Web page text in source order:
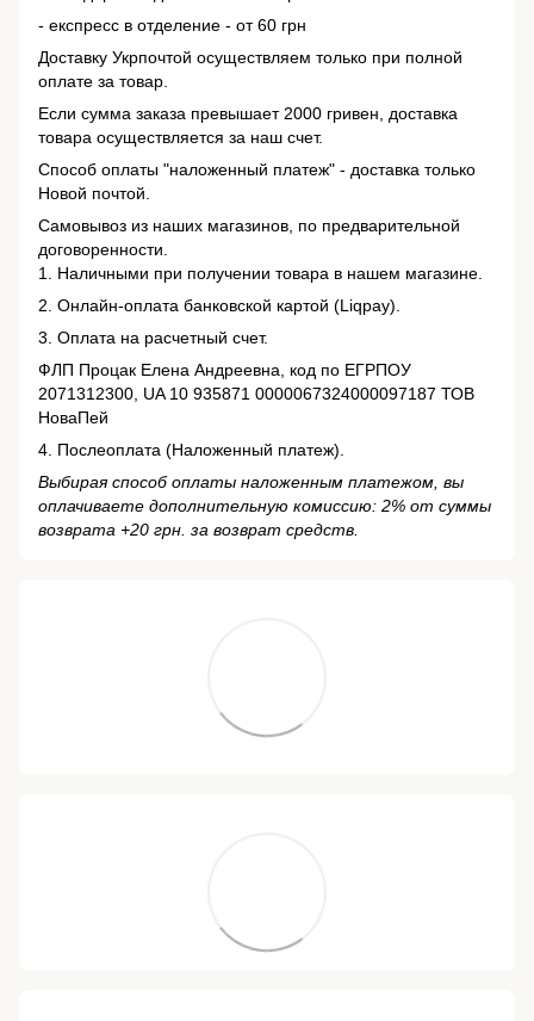
- експресс в отделение - от 60 грн
Доставку Укрпочтой осуществляем только при полной
оплате за товар.
Если сумма заказа превышает 2000 гривен, доставка
товара осуществляется за наш счет.
Способ оплаты "наложенный платеж" - доставка только
Новой почтой.
Самовывоз из наших магазинов, по предварительной
договоренности.
1. Наличными при получении товара в нашем магазине.
2. Онлайн-оплата банковской картой (Liqpay).
3. Оплата на расчетный счет.
ФЛП Процак Елена Андреевна, код по ЕГРПОУ
2071312300, UA 10 935871 0000067324000097187 ТОВ
НоваПей
4. Послеоплата (Наложенный платеж).
Выбирая способ оплаты наложенным платежом, вы
оплачиваете дополнительную комиссию: 2% от суммы
возврата +20 грн. за возврат средств.